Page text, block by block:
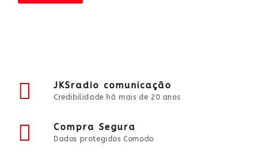
JKSradio comunicação
Credibilidade há mais de 20 anos
Compra Segura
Dados protegidos Comodo